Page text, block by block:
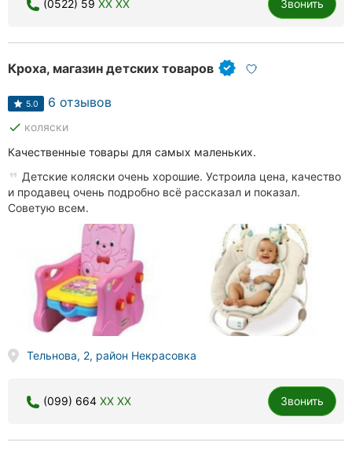
(0522) 59 XX XX Звонить
Кроха, магазин детских товаров
5.0 6 отзывов
done коляски
Качественные товары для самых маленьких.
Детские коляски очень хорошие. Устроила цена, качество
и продавец очень подробно всё рассказал и показал.
Советую всем.
Тельнова, 2, район Некрасовка
(099) 664 XX XX Звонить